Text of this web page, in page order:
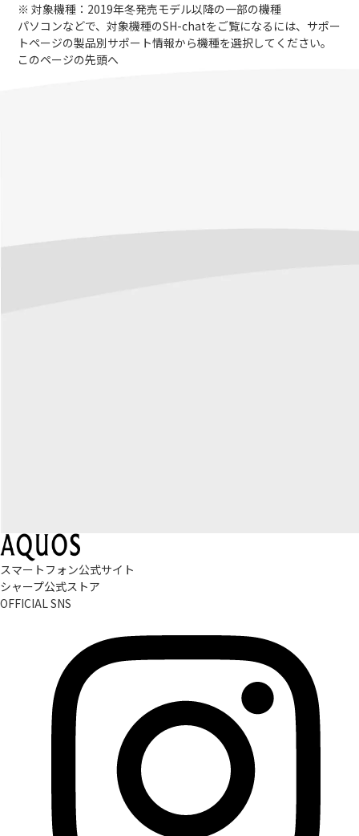
※ 対象機種：2019年冬発売モデル以降の一部の機種
パソコンなどで、対象機種のSH-chatをご覧になるには、サポー
トページの製品別サポート情報から機種を選択してください。
このページの先頭へ
スマートフォン公式サイト
シャープ公式ストア
OFFICIAL SNS